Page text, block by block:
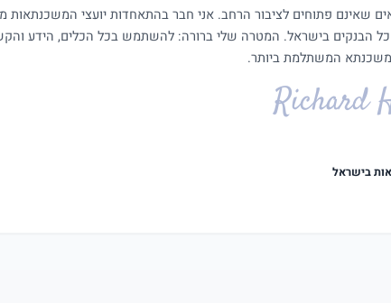
שאינם פתוחים לציבור הרחב. אני חבר בהתאחדות יועצי המשכנתאות
כל הבנקים בישראל. המטרה שלי ברורה: להשתמש בכל הכלים, הידע
המשתלמת ביותר.
Richard
בישראל